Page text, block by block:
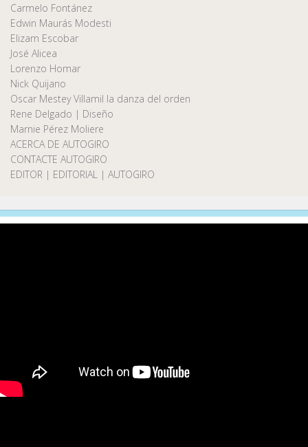
Carmelo Fontánez
Edwin Maurás Modesti
Elizam Escobar
José Alicea
Lorenzo Homar
Nick Quijano
Oscar Mestey Villamil la danza del orden
Rene Delgado | Diseño
Marnie Pérez Moliere
ACERCA DE AUTOGIRO
CONTACTE AUTOGIRO
EDITOR | EDITORIAL | AUTOGIRO